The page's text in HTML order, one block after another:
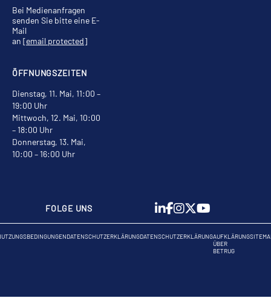
ÖFFNUNGSZEITEN
Dienstag, 11. Mai, 11:00 –
19:00 Uhr
Mittwoch, 12. Mai, 10:00
– 18:00 Uhr
Donnerstag, 13. Mai,
10:00 – 16:00 Uhr
Bei Medienanfragen
senden Sie bitte eine E-
Mail
an [email protected]
FOLGE UNS
DATENSCHUTZERKLÄRUNGDATENSCHUTZERKLÄRUNGAUFKLÄRUNG
ÜBER
BETRUG